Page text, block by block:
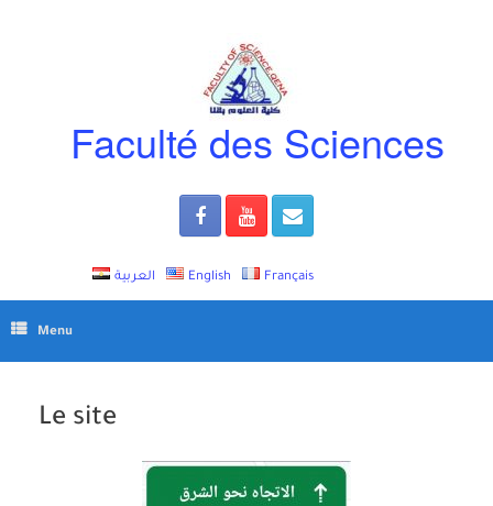
Faculté des Sciences
العربية English Français
Menu
Le site